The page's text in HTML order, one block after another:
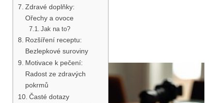
Zdravé doplňky:
Ořechy a ovoce
Jak na to?
Rozšíření receptu:
Bezlepkové suroviny
Motivace k pečení:
Radost ze zdravých
pokrmů
Časté dotazy